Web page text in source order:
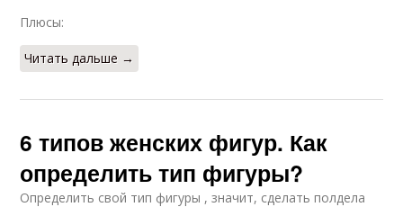
Плюсы:
Читать дальше →
6 типов женских фигур. Как
определить тип фигуры?
Определить свой тип фигуры , значит, сделать полдела